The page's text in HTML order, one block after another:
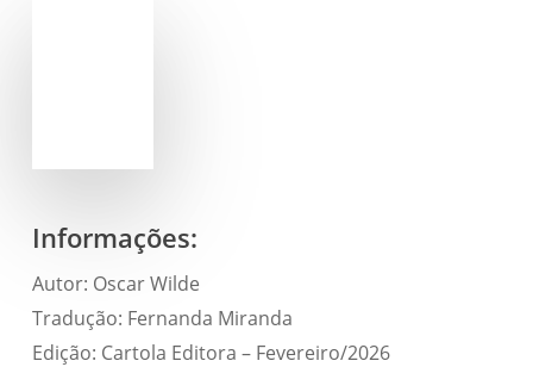
Informações:
Autor: Oscar Wilde
Tradução: Fernanda Miranda
Edição: Cartola Editora – Fevereiro/2026